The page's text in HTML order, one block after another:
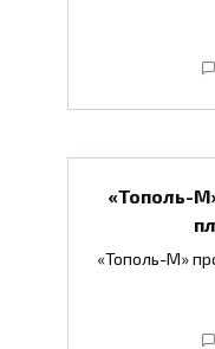
«Тополь-
«Тополь-М»